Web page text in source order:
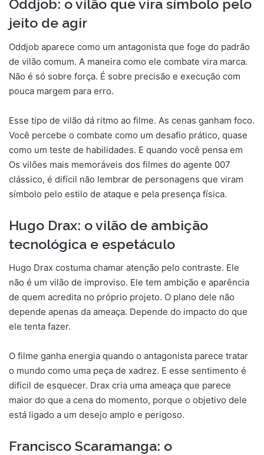
Oddjob: o vilão que vira símbolo pelo
jeito de agir
Oddjob aparece como um antagonista que foge do padrão
de vilão comum. A maneira como ele combate vira marca.
Não é só sobre força. É sobre precisão e execução com
pouca margem para erro.
Esse tipo de vilão dá ritmo ao filme. As cenas ganham foco.
Você percebe o combate como um desafio prático, quase
como um teste de habilidades. E quando você pensa em
Os vilões mais memoráveis dos filmes do agente 007
clássico, é difícil não lembrar de personagens que viram
símbolo pelo estilo de ataque e pela presença física.
Hugo Drax: o vilão de ambição
tecnológica e espetáculo
Hugo Drax costuma chamar atenção pelo contraste. Ele
não é um vilão de improviso. Ele tem ambição e aparência
de quem acredita no próprio projeto. O plano dele não
depende apenas da ameaça. Depende do impacto do que
ele tenta fazer.
O filme ganha energia quando o antagonista parece tratar
o mundo como uma peça de xadrez. E esse sentimento é
difícil de esquecer. Drax cria uma ameaça que parece
maior do que a cena do momento, porque o objetivo dele
está ligado a um desejo amplo e perigoso.
Francisco Scaramanga: o